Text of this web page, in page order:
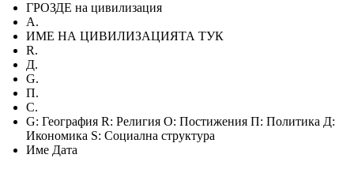
ГРОЗДЕ на цивилизация
А.
ИМЕ НА ЦИВИЛИЗАЦИЯТА ТУК
R.
Д.
G.
П.
С.
G: География R: Религия О: Постижения П: Политика Д:
Икономика S: Социална структура
Име Дата